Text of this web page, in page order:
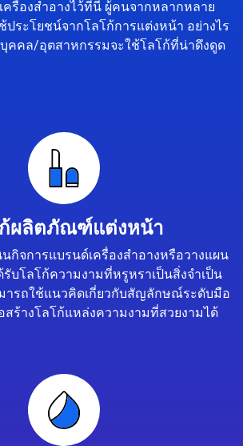
ครื่องสำอางไว้ที่นี่ ผู้คนจากหลากหลาย
ประโยชน์จากโลโก้การแต่งหน้า อย่างไร
คคล/อุตสาหกรรมจะใช้โลโก้ที่น่าดึงดูด
ผลิตภัณฑ์แต่งหน้า
กิจการแบรนด์เครื่องสำอางหรือวางแผน
รับโลโก้ความงามที่หรูหราเป็นสิ่งจำเป็น
รถใช้แนวคิดเกี่ยวกับสัญลักษณ์ระดับมือ
สร้างโลโก้แหล่งความงามที่สวยงามได้